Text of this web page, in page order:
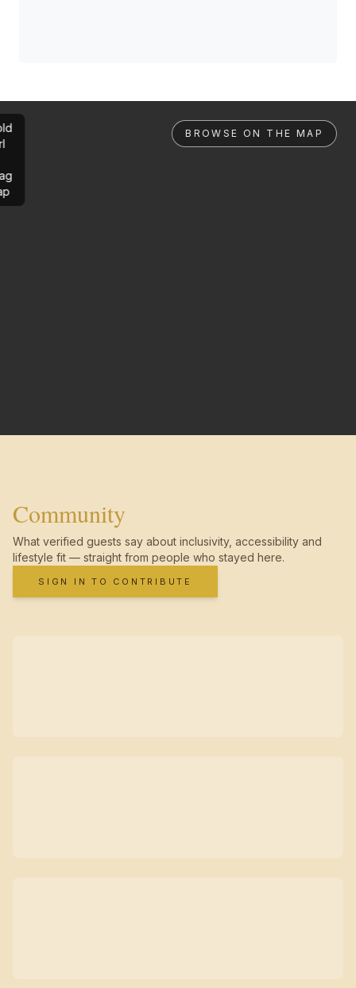
BROWSE ON THE MAP
Community
What verified guests say about inclusivity, accessibility and
lifestyle fit — straight from people who stayed here.
SIGN IN TO CONTRIBUTE